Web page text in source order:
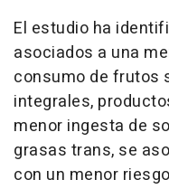
El estudio ha
asociados a una
consumo de frutos
integrales,
menor ingesta de
grasas trans, se
con un menor